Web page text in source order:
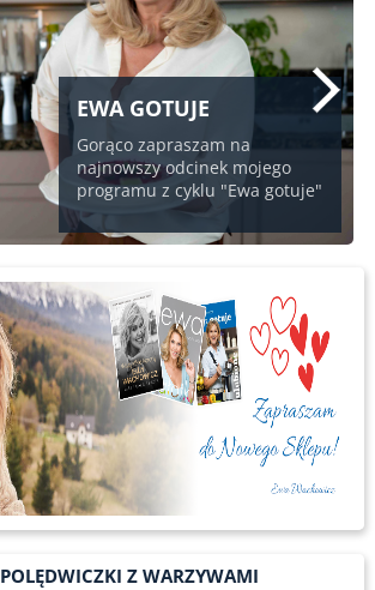
EWA GOTUJE
Gorąco zapraszam na
najnowszy odcinek mojego
programu z cyklu "Ewa gotuje"
POLĘDWICZKI Z WARZYWAMI